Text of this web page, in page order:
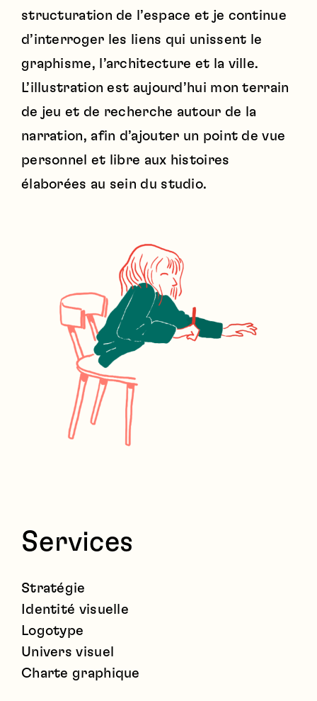
structuration de l’espace et je continue
d’interroger les liens qui unissent le
graphisme, l’architecture et la ville.
L’illustration est aujourd’hui mon terrain
de jeu et de recherche autour de la
narration, afin d’ajouter un point de vue
personnel et libre aux histoires
élaborées au sein du studio.
Services
Stratégie
Identité visuelle
Logotype
Univers visuel
Charte graphique